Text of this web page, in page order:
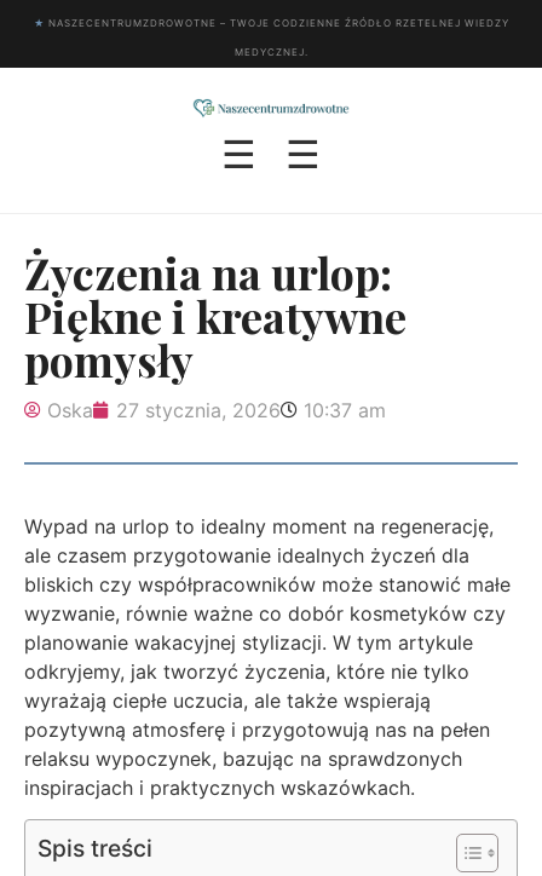
★ NASZECENTRUMZDROWOTNE – TWOJE CODZIENNE ŹRÓDŁO RZETELNEJ WIEDZY
MEDYCZNEJ.
☰ ☰
Życzenia na urlop:
Piękne i kreatywne
pomysły
Oska 27 stycznia, 2026 10:37 am
Wypad na urlop to idealny moment na regenerację,
ale czasem przygotowanie idealnych życzeń dla
bliskich czy współpracowników może stanowić małe
wyzwanie, równie ważne co dobór kosmetyków czy
planowanie wakacyjnej stylizacji. W tym artykule
odkryjemy, jak tworzyć życzenia, które nie tylko
wyrażają ciepłe uczucia, ale także wspierają
pozytywną atmosferę i przygotowują nas na pełen
relaksu wypoczynek, bazując na sprawdzonych
inspiracjach i praktycznych wskazówkach.
Spis treści